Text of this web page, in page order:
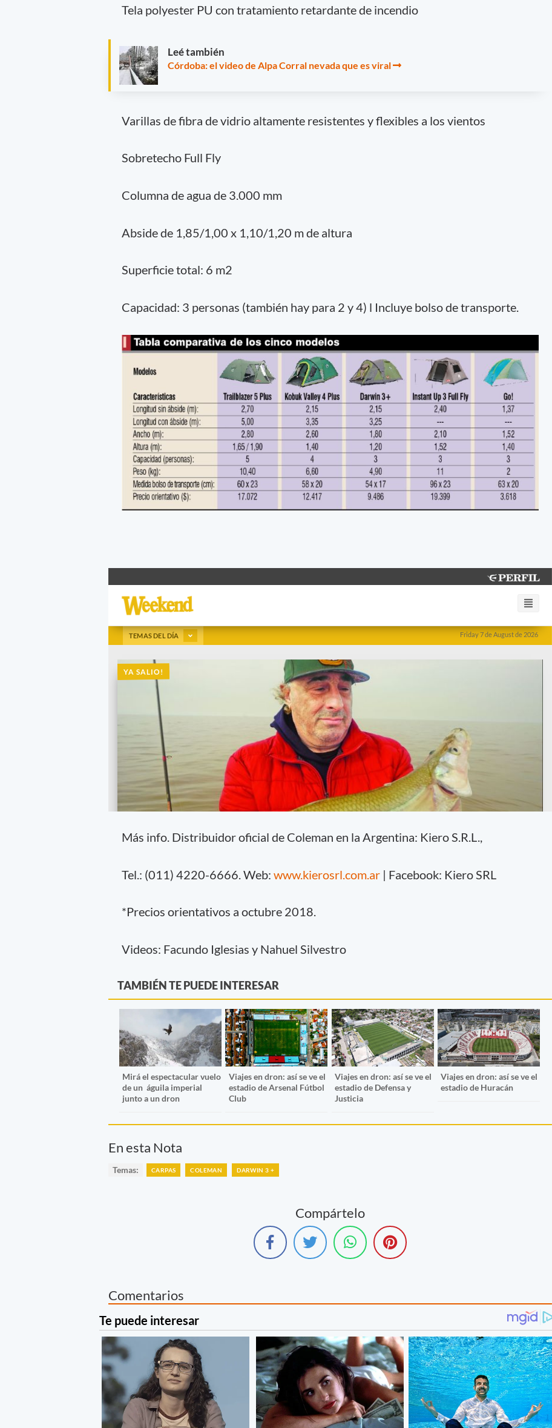
Tela polyester PU con tratamiento retardante de incendio
Leé también
Córdoba: el video de Alpa Corral nevada que es viral
Varillas de fibra de vidrio altamente resistentes y flexibles a los vientos
Sobretecho Full Fly
Columna de agua de 3.000 mm
Abside de 1,85/1,00 x 1,10/1,20 m de altura
Superficie total: 6 m2
Capacidad: 3 personas (también hay para 2 y 4) l Incluye bolso de transporte.
Más info. Distribuidor oficial de Coleman en la Argentina: Kiero S.R.L.,
Tel.: (011) 4220-6666. Web: www.kierosrl.com.ar| Facebook: Kiero SRL
*Precios orientativos a octubre 2018.
Videos: Facundo Iglesias y Nahuel Silvestro
TAMBIÉN TE PUEDE INTERESAR
Mirá el espectacular vuelo
de un águila imperial
junto a un dron
Viajes en dron: así se ve el
estadio de Arsenal Fútbol
Club
Viajes en dron: así se ve el
estadio de Defensa y
Justicia
Viajes en dron: así se ve el
estadio de Huracán
En esta Nota
Temas: CARPAS COLEMAN DARWIN 3 +
Compártelo
Comentarios